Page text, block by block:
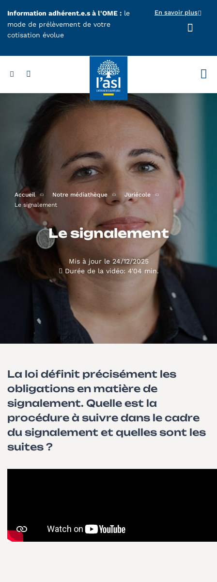
Information adhérent.e.s à l'OME : le
mode de prélèvement de votre
cotisation évolue
En savoir plus
Accueil Notre médiathèque
Juriécole
Le signalement
Le signalement
Mis à jour le 24/12/2025
Durée de la vidéo: 4'04 min.
La loi définit précisément les
obligations en matière de
signalement. Quelle est la
procédure à suivre dans le cadre
du signalement et quelles sont les
suites ?